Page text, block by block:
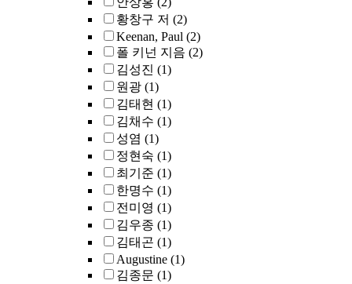
황창구 저 (2)
Keenan, Paul (2)
폴 키넌 지음 (2)
김성진 (1)
원광 (1)
김태현 (1)
김채수 (1)
성염 (1)
정현숙 (1)
최기준 (1)
한명수 (1)
전미영 (1)
김우종 (1)
김태곤 (1)
Augustine (1)
김종문 (1)